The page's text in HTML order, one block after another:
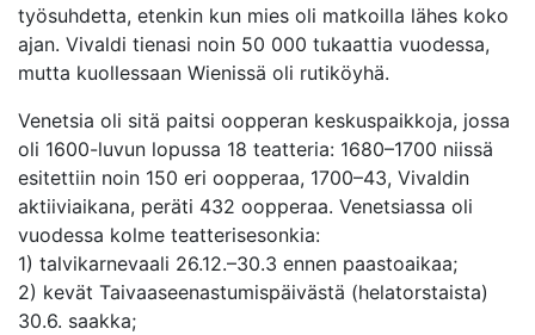
työsuhdetta, etenkin kun mies oli matkoilla lähes koko
ajan. Vivaldi tienasi noin 50 000 tukaattia vuodessa,
mutta kuollessaan Wienissä oli rutiköyhä.
Venetsia oli sitä paitsi oopperan keskuspaikkoja, jossa
oli 1600-luvun lopussa 18 teatteria: 1680–1700 niissä
esitettiin noin 150 eri oopperaa, 1700–43, Vivaldin
aktiiviaikana, peräti 432 oopperaa. Venetsiassa oli
vuodessa kolme teatterisesonkia:
1) talvikarnevaali 26.12.–30.3 ennen paastoaikaa;
2) kevät Taivaaseenastumispäivästä (helatorstaista)
30.6. saakka;